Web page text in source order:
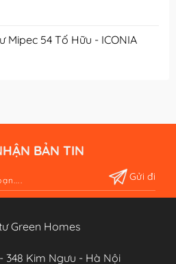
Mipec 54 Tố Hữu - ICONIA
BẢN TIN
Green Homes
348 Kim Ngưu - Hà Nội